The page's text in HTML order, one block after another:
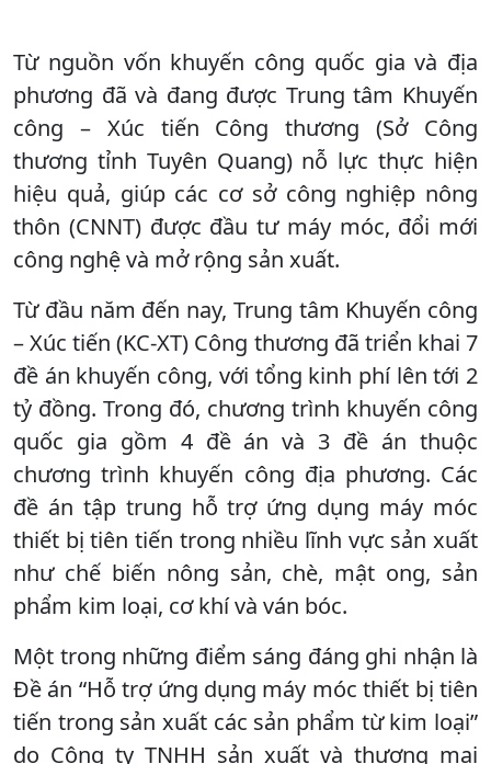
Từ nguồn vốn khuyến công quốc gia và địa
phương đã và đang được Trung tâm Khuyến
công – Xúc tiến Công thương (Sở Công
thương tỉnh Tuyên Quang) nỗ lực thực hiện
hiệu quả, giúp các cơ sở công nghiệp nông
thôn (CNNT) được đầu tư máy móc, đổi mới
công nghệ và mở rộng sản xuất.
Từ đầu năm đến nay, Trung tâm Khuyến công
– Xúc tiến (KC-XT) Công thương đã triển khai 7
đề án khuyến công, với tổng kinh phí lên tới 2
tỷ đồng. Trong đó, chương trình khuyến công
quốc gia gồm 4 đề án và 3 đề án thuộc
chương trình khuyến công địa phương. Các
đề án tập trung hỗ trợ ứng dụng máy móc
thiết bị tiên tiến trong nhiều lĩnh vực sản xuất
như chế biến nông sản, chè, mật ong, sản
phẩm kim loại, cơ khí và ván bóc.
Một trong những điểm sáng đáng ghi nhận là
Đề án “Hỗ trợ ứng dụng máy móc thiết bị tiên
tiến trong sản xuất các sản phẩm từ kim loại”
do Công ty TNHH sản xuất và thương mại